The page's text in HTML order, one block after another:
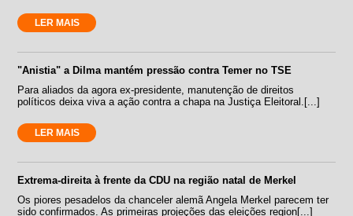
LER MAIS
"Anistia" a Dilma mantém pressão contra Temer no TSE
Para aliados da agora ex-presidente, manutenção de direitos
políticos deixa viva a ação contra a chapa na Justiça Eleitoral.[...]
LER MAIS
Extrema-direita à frente da CDU na região natal de Merkel
Os piores pesadelos da chanceler alemã Angela Merkel parecem ter
sido confirmados. As primeiras projeções das eleições region[...]